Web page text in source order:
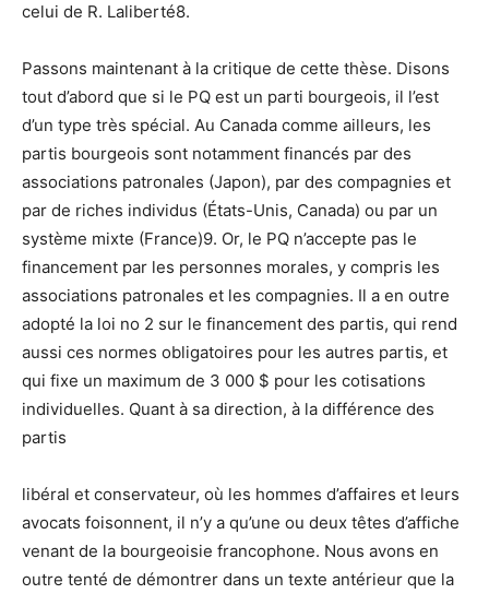
celui de R. Laliberté8.
Passons maintenant à la critique de cette thèse. Disons
tout d’abord que si le PQ est un parti bourgeois, il l’est
d’un type très spécial. Au Canada comme ailleurs, les
partis bourgeois sont notamment financés par des
associations patronales (Japon), par des compagnies et
par de riches individus (États-Unis, Canada) ou par un
système mixte (France)9. Or, le PQ n’accepte pas le
financement par les personnes morales, y compris les
associations patronales et les compagnies. Il a en outre
adopté la loi no 2 sur le financement des partis, qui rend
aussi ces normes obligatoires pour les autres partis, et
qui fixe un maximum de 3 000 $ pour les cotisations
individuelles. Quant à sa direction, à la différence des
partis
libéral et conservateur, où les hommes d’affaires et leurs
avocats foisonnent, il n’y a qu’une ou deux têtes d’affiche
venant de la bourgeoisie francophone. Nous avons en
outre tenté de démontrer dans un texte antérieur que la